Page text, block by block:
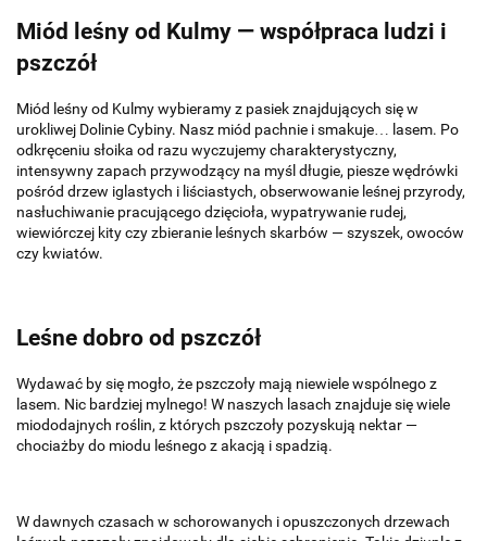
Miód leśny od Kulmy — współpraca ludzi i
pszczół
Miód leśny od Kulmy wybieramy z pasiek znajdujących się w
urokliwej Dolinie Cybiny. Nasz miód pachnie i smakuje… lasem. Po
odkręceniu słoika od razu wyczujemy charakterystyczny,
intensywny zapach przywodzący na myśl długie, piesze wędrówki
pośród drzew iglastych i liściastych, obserwowanie leśnej przyrody,
nasłuchiwanie pracującego dzięcioła, wypatrywanie rudej,
wiewiórczej kity czy zbieranie leśnych skarbów — szyszek, owoców
czy kwiatów.
Leśne dobro od pszczół
Wydawać by się mogło, że pszczoły mają niewiele wspólnego z
lasem. Nic bardziej mylnego! W naszych lasach znajduje się wiele
miododajnych roślin, z których pszczoły pozyskują nektar —
chociażby do miodu leśnego z akacją i spadzią.
W dawnych czasach w schorowanych i opuszczonych drzewach